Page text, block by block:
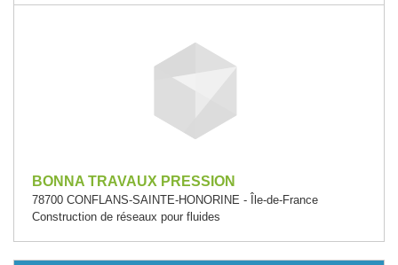
BONNA TRAVAUX PRESSION
78700 CONFLANS-SAINTE-HONORINE - Île-de-France
Construction de réseaux pour fluides